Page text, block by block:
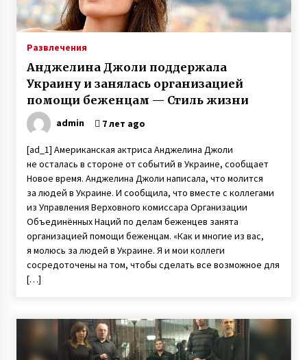
Раненый под Зеленопольем в 2014 году
десатник Евгений Исаев на протезе овладел
Любовь лечит — Екатерина Бонякивская
удочерила девочку с многочисленными
диагнозами и спасла ее
плавания Геннадий Гаврилов провел пять
лет в тюрьме Шри-Ланки по ложному
обвинению
3 года ago
«Фото Ивана на фронте увидела в списке
друзей у кого-то в Facebook. Местность
показалась мне знакомой. И я написала ему»
3 года ago
Пластическая операция носа изменила
судьбу женщины — героиня телешоу 1+1
Развлечения
Анджелина Джоли поддержала
Украину и занялась организацией
помощи беженцам — Стиль жизни
admin 7 лет ago
[ad_1] Американская актриса Анджелина Джоли
не осталась в стороне от событий в Украине, сообщает
Новое время. Анджелина Джоли написала, что молится
за людей в Украине. И сообщила, что вместе с коллегами
из Управления Верховного комиссара Организации
Объединённых Наций по делам беженцев занята
организацией помощи беженцам. «Как и многие из вас,
я молюсь за людей в Украине. Я и мои коллеги
сосредоточены на том, чтобы сделать все возможное для
[…]